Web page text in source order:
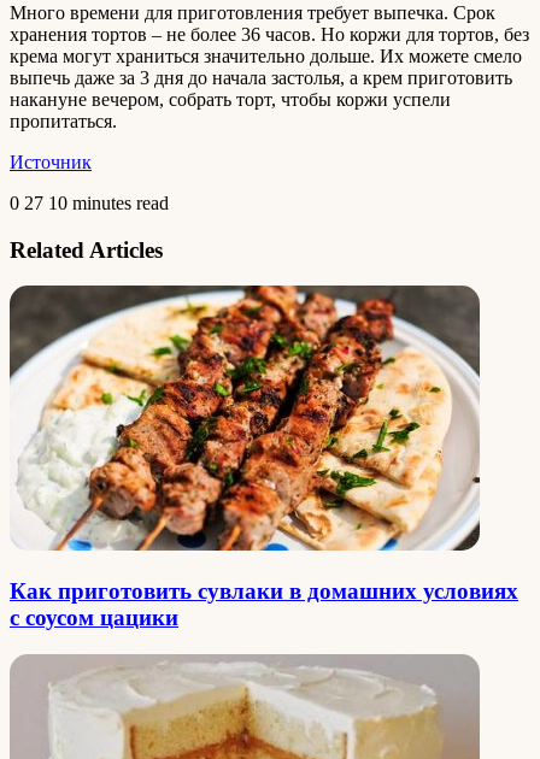
Много времени для приготовления требует выпечка. Срок
хранения тортов – не более 36 часов. Но коржи для тортов, без
крема могут храниться значительно дольше. Их можете смело
выпечь даже за 3 дня до начала застолья, а крем приготовить
накануне вечером, собрать торт, чтобы коржи успели
пропитаться.
Источник
0 27 10 minutes read
Related Articles
Как приготовить сувлаки в домашних условиях
с соусом цацики